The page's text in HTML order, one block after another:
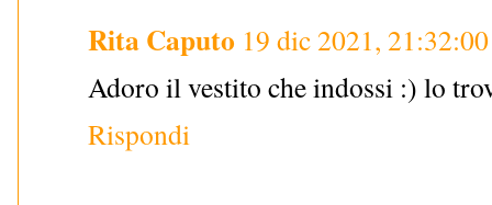
Rita Caputo 19 dic 2021, 21:32:00
Adoro il vestito che indossi :) lo
Rispondi